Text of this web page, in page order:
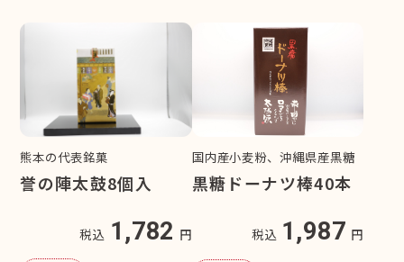
熊本の代表銘菓
誉の陣太鼓8個入
税込 1,782 円
国内産小麦粉、沖縄県産黒糖
黒糖ドーナツ棒40本
税込 1,987 円